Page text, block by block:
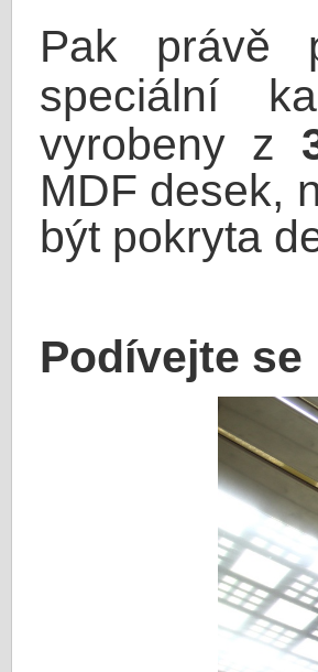
Pak právě
speciální
vyrobeny z
MDF desek,
být pokryta
Podívejte se